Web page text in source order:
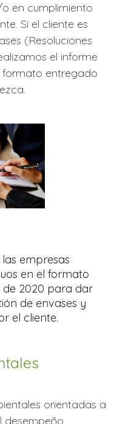
en cumplimiento
Si el cliente es
(Resoluciones
el informe
formato entregado
empresas
en el formato
de 2020 para dar
de envases y
el cliente.
orientadas a
desempeño